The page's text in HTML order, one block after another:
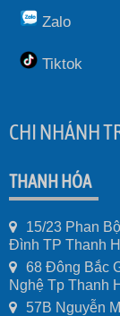
Zalo
Tiktok
CHI NHÁNH
THANH HÓA
15/23 Phan
Đình TP Thanh
68 Đông Bắc
Nghệ Tp Thanh
57B Nguyễn